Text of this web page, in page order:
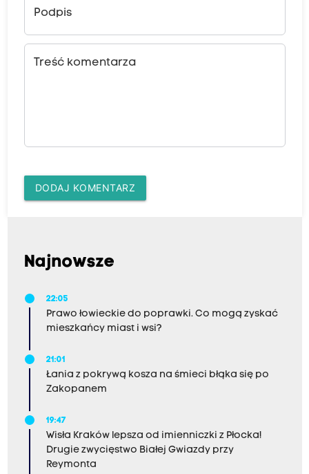
Podpis
Treść komentarza
DODAJ KOMENTARZ
Najnowsze
22:05
Prawo łowieckie do poprawki. Co mogą zyskać
mieszkańcy miast i wsi?
21:01
Łania z pokrywą kosza na śmieci błąka się po
Zakopanem
19:47
Wisła Kraków lepsza od imienniczki z Płocka!
Drugie zwycięstwo Białej Gwiazdy przy
Reymonta